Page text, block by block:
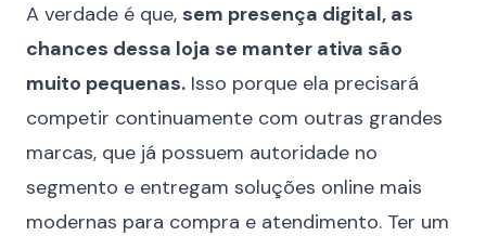
A verdade é que, sem presença digital, as
chances dessa loja se manter ativa são
muito pequenas. Isso porque ela precisará
competir continuamente com outras grandes
marcas, que já possuem autoridade no
segmento e entregam soluções online mais
modernas para compra e atendimento. Ter um